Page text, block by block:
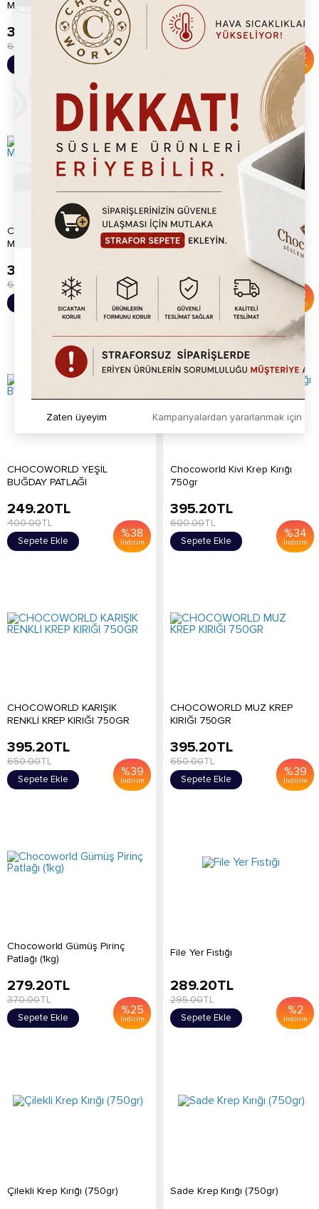
Marshmallow 1kg
%
399.20 TL
600.00
Marshmallow 1kg
%33
İndirim
399.20TL
600.00
Chocoworld Tutti Furitti
Marshmallow 1kg
%33
İndirim
399.20
600.00
Chocoworld Karpuz
Marshmallow 1kg
% 33
İndirim
600.00
Sepete Ekle
CHOCOWORLD YEŞİL
BUĞDAY PATLAĞI
%38
İndirim
249.20TL
400.00TL
Sepete Ekle
Chocoworld Kivi Krep Kırığı
750gr
%34
İndirim
395.20TL
600.00TL
Sepete Ekle
CHOCOWORLD KARIŞIK
RENKLİ KREP KIRIĞI 750GR
%39
İndirim
395.20TL
650.00TL
Sepete Ekle
CHOCOWORLD MUZ KREP
KIRIĞI 750GR
%39
İndirim
395.20TL
650.00TL
Sepete Ekle
Chocoworld Gümüş Pirinç
Patlağı (1kg)
%25
İndirim
279.20TL
370.00TL
Sepete Ekle
File Yer Fıstığı
%2
İndirim
289.20TL
295.00TL
Sepete Ekle
Çilekli Krep Kırığı (750gr) Sade Krep Kırığı (750gr)
Kampanyalardan yararlanmak için
Zaten üyeyim